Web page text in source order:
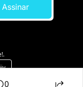
Assinar
0